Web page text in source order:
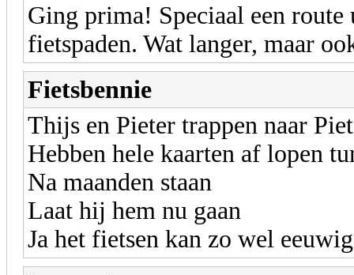
Ging prima! Speciaal een
fietspaden. Wat langer, maar
Fietsbennie
Thijs en Pieter trappen naar
Hebben hele kaarten af lopen
Na maanden staan
Laat hij hem nu gaan
Ja het fietsen kan zo wel